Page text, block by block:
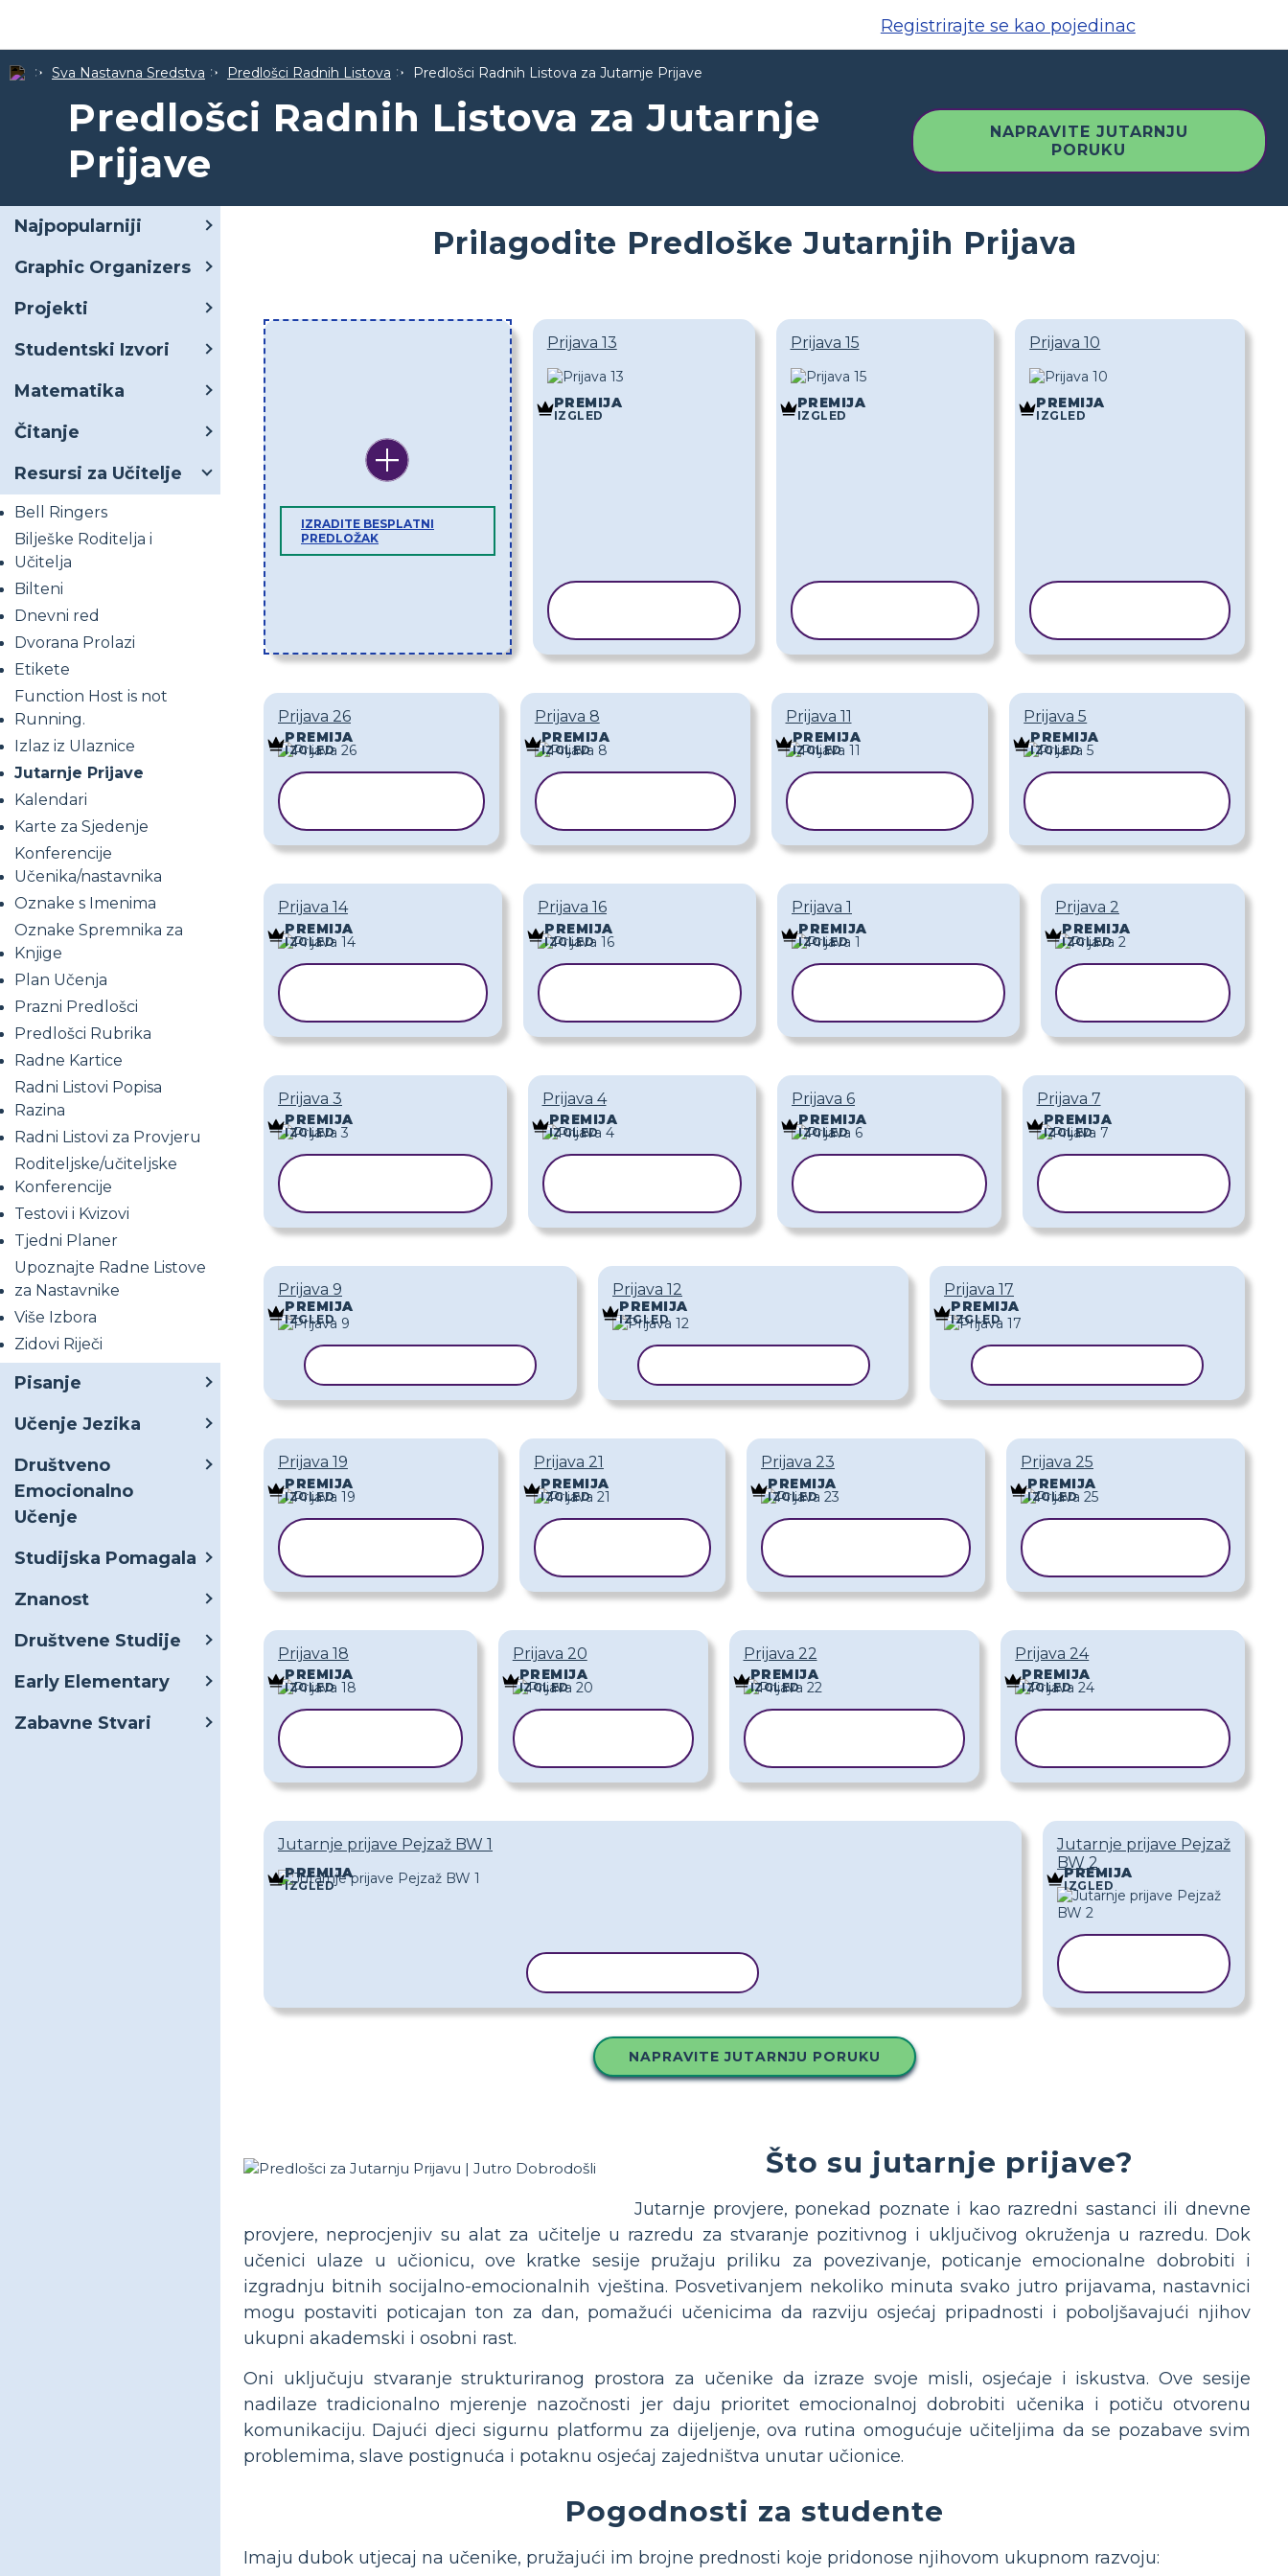
Registrirajte se kao pojedinac
Sva Nastavna Sredstva Predlošci Radnih Listova Predlošci Radnih Listova za Jutarnje Prijave
Predlošci Radnih Listova za Jutarnje
Prijave
NAPRAVITE JUTARNJU
PORUKU
Najpopularniji
Graphic Organizers
Projekti
Studentski Izvori
Matematika
Čitanje
Resursi za Učitelje
Bell Ringers
Bilješke Roditelja i
Učitelja
Bilteni
Dnevni red
Dvorana Prolazi
Etikete
Function Host is not
Running.
Izlaz iz Ulaznice
Jutarnje Prijave
Kalendari
Karte za Sjedenje
Konferencije
Učenika/nastavnika
Oznake s Imenima
Oznake Spremnika za
Knjige
Plan Učenja
Prazni Predlošci
Predlošci Rubrika
Radne Kartice
Radni Listovi Popisa
Razina
Radni Listovi za Provjeru
Roditeljske/učiteljske
Konferencije
Testovi i Kvizovi
Tjedni Planer
Upoznajte Radne Listove
za Nastavnike
Više Izbora
Zidovi Riječi
Pisanje
Učenje Jezika
Društveno
Emocionalno
Učenje
Studijska Pomagala
Znanost
Društvene Studije
Early Elementary
Zabavne Stvari
Prilagodite Predloške Jutarnjih Prijava
IZRADITE BESPLATNI
PREDLOŽAK
Prijava 13
PREMIJA
IZGLED
Prijava 15
PREMIJA
IZGLED
Prijava 10
PREMIJA
IZGLED
Prijava 26
PREMIJA
IZGLED
Prijava 8
PREMIJA
IZGLED
Prijava 11
PREMIJA
IZGLED
Prijava 5
PREMIJA
IZGLED
Prijava 14
PREMIJA
IZGLED
Prijava 16
PREMIJA
IZGLED
Prijava 1
PREMIJA
IZGLED
Prijava 2
PREMIJA
IZGLED
Prijava 3
PREMIJA
IZGLED
Prijava 4
PREMIJA
IZGLED
Prijava 6
PREMIJA
IZGLED
Prijava 7
PREMIJA
IZGLED
Prijava 9
PREMIJA
IZGLED
Prijava 12
PREMIJA
IZGLED
Prijava 17
PREMIJA
IZGLED
Prijava 19
PREMIJA
IZGLED
Prijava 21
PREMIJA
IZGLED
Prijava 23
PREMIJA
IZGLED
Prijava 25
PREMIJA
IZGLED
Prijava 18
PREMIJA
IZGLED
Prijava 20
PREMIJA
IZGLED
Prijava 22
PREMIJA
IZGLED
Prijava 24
PREMIJA
IZGLED
Jutarnje prijave Pejzaž BW 1
PREMIJA
IZGLED
Jutarnje prijave Pejzaž
BW 2
PREMIJA
IZGLED
NAPRAVITE JUTARNJU PORUKU
Što su jutarnje prijave?
Jutarnje provjere, ponekad poznate i kao razredni sastanci ili dnevne
provjere, neprocjenjiv su alat za učitelje u razredu za stvaranje pozitivnog i uključivog okruženja u razredu. Dok
učenici ulaze u učionicu, ove kratke sesije pružaju priliku za povezivanje, poticanje emocionalne dobrobiti i
izgradnju bitnih socijalno-emocionalnih vještina. Posvetivanjem nekoliko minuta svako jutro prijavama, nastavnici
mogu postaviti poticajan ton za dan, pomažući učenicima da razviju osjećaj pripadnosti i poboljšavajući njihov
ukupni akademski i osobni rast.
Oni uključuju stvaranje strukturiranog prostora za učenike da izraze svoje misli, osjećaje i iskustva. Ove sesije
nadilaze tradicionalno mjerenje nazočnosti jer daju prioritet emocionalnoj dobrobiti učenika i potiču otvorenu
komunikaciju. Dajući djeci sigurnu platformu za dijeljenje, ova rutina omogućuje učiteljima da se pozabave svim
problemima, slave postignuća i potaknu osjećaj zajedništva unutar učionice.
Pogodnosti za studente
Imaju dubok utjecaj na učenike, pružajući im brojne prednosti koje pridonose njihovom ukupnom razvoju: